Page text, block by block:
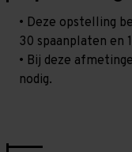
• Deze opstelling
30 spaanplaten en
• Bij deze
nodig.